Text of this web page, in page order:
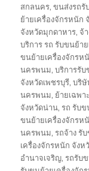
on
สกลนคร,ขนส่งรถรั
ย้ายเครื่องจักรหนัก
จังหวัดมุกดาหาร, จ้
บริการ รถ รับขนย้า
ขนย้ายเครื่องจักรห
นครพนม,บริการรั
จังหวัดเพชรบุรี,บริ
นครพนม, ย้ายเฉพ
จังหวัดน่าน,รถ รับข
ขนย้ายเครื่องจักรห
นครพนม,รถจ้าง รั
เครื่องจักรหนัก จัง
อำนาจเจริญ,รถรับ